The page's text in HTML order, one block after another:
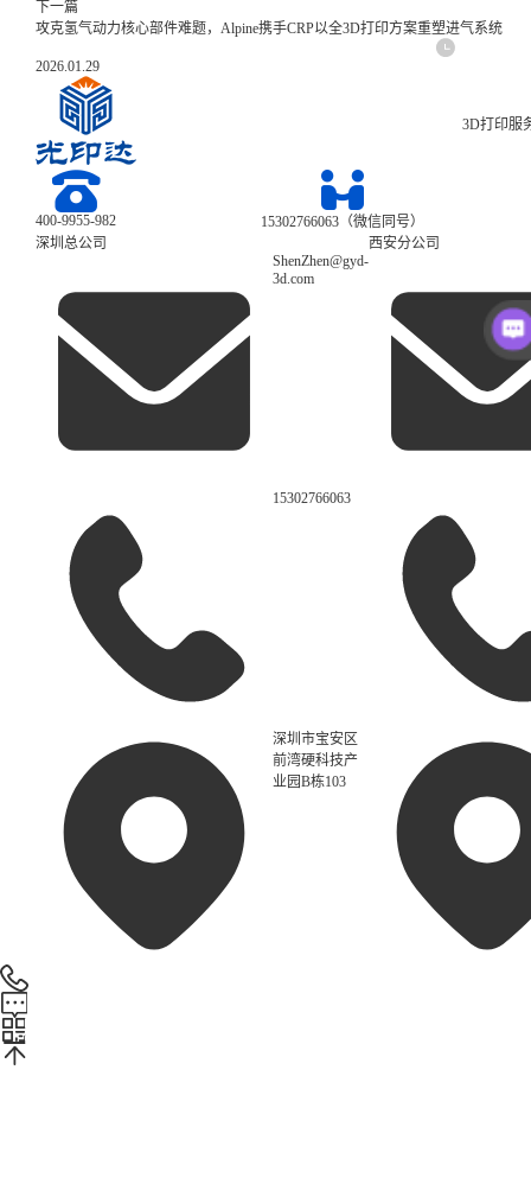
下一篇
攻克氢气动力核心部件难题，Alpine携手CRP以全3D打印方案重塑进气系统
2026.01.29
3D打印服
400-9955-982
15302766063（微信同号）
深圳总公司
ShenZhen@gyd-
3d.com
15302766063
深圳市宝安区
前湾硬科技产
业园B栋103
西安分公司